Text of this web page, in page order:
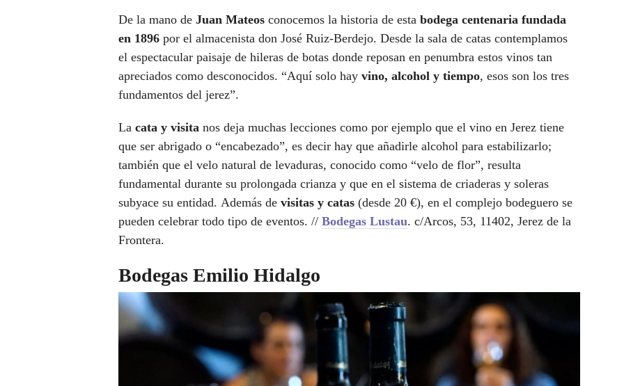
De la mano de Juan Mateos conocemos la historia de esta bodega centenaria fundada
en 1896 por el almacenista don José Ruiz-Berdejo. Desde la sala de catas contemplamos
el espectacular paisaje de hileras de botas donde reposan en penumbra estos vinos tan
apreciados como desconocidos. “Aquí solo hay vino, alcohol y tiempo, esos son los tres
fundamentos del jerez”.
La cata y visita nos deja muchas lecciones como por ejemplo que el vino en Jerez tiene
que ser abrigado o “encabezado”, es decir hay que añadirle alcohol para estabilizarlo;
también que el velo natural de levaduras, conocido como “velo de flor”, resulta
fundamental durante su prolongada crianza y que en el sistema de criaderas y soleras
subyace su entidad. Además de visitas y catas (desde 20 €), en el complejo bodeguero se
pueden celebrar todo tipo de eventos. // Bodegas Lustau. c/Arcos, 53, 11402, Jerez de la
Frontera.
Bodegas Emilio Hidalgo